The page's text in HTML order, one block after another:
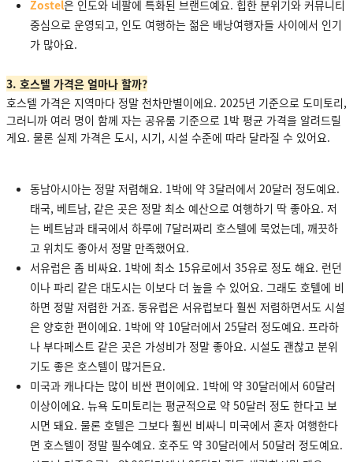
Zostel은 인도와 네팔에 특화된 브랜드예요. 힙한 분위기와 커뮤니티
중심으로 운영되고, 인도 여행하는 젊은 배낭여행자들 사이에서 인기
가 많아요.
3. 호스텔 가격은 얼마나 할까?
호스텔 가격은 지역마다 정말 천차만별이에요. 2025년 기준으로 도미토리,
그러니까 여러 명이 함께 자는 공유룸 기준으로 1박 평균 가격을 알려드릴
게요. 물론 실제 가격은 도시, 시기, 시설 수준에 따라 달라질 수 있어요.
동남아시아는 정말 저렴해요. 1박에 약 3달러에서 20달러 정도예요.
태국, 베트남, 같은 곳은 정말 최소 예산으로 여행하기 딱 좋아요. 저
는 베트남과 태국에서 하루에 7달러짜리 호스텔에 묵었는데, 깨끗하
고 위치도 좋아서 정말 만족했어요.
서유럽은 좀 비싸요. 1박에 최소 15유로에서 35유로 정도 해요. 런던
이나 파리 같은 대도시는 이보다 더 높을 수 있어요. 그래도 호텔에 비
하면 정말 저렴한 거죠. 동유럽은 서유럽보다 훨씬 저렴하면서도 시설
은 양호한 편이에요. 1박에 약 10달러에서 25달러 정도예요. 프라하
나 부다페스트 같은 곳은 가성비가 정말 좋아요. 시설도 괜찮고 분위
기도 좋은 호스텔이 많거든요.
미국과 캐나다는 많이 비싼 편이에요. 1박에 약 30달러에서 60달러
이상이에요. 뉴욕 도미토리는 평균적으로 약 50달러 정도 한다고 보
시면 돼요. 물론 호텔은 그보다 훨씬 비싸니 미국에서 혼자 여행한다
면 호스텔이 정말 필수예요. 호주도 약 30달러에서 50달러 정도예요.